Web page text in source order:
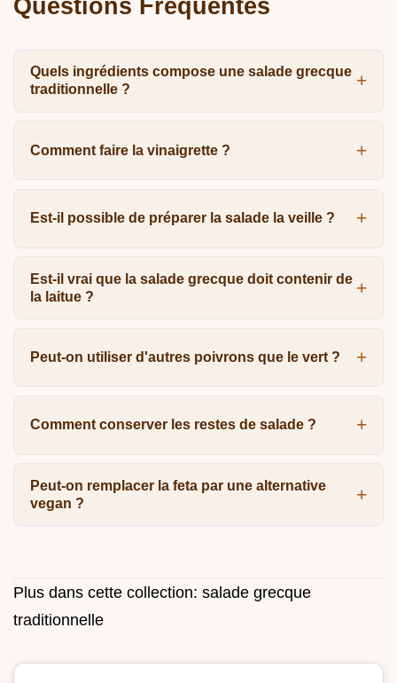
Questions Fréquentes
Quels ingrédients compose une salade grecque
traditionnelle ?
Comment faire la vinaigrette ?
Est-il possible de préparer la salade la veille ?
Est-il vrai que la salade grecque doit contenir de
la laitue ?
Peut-on utiliser d'autres poivrons que le vert ?
Comment conserver les restes de salade ?
Peut-on remplacer la feta par une alternative
vegan ?
Plus dans cette collection: salade grecque
traditionnelle